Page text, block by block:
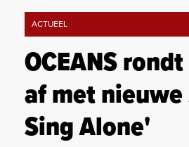
ACTUEEL
OCEANS
af met
Sing Alone'